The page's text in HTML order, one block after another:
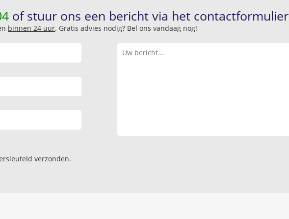
of stuur ons een bericht via het
binnen 24 uur. Gratis advies nodig? Bel ons vandaag nog!
verzonden.